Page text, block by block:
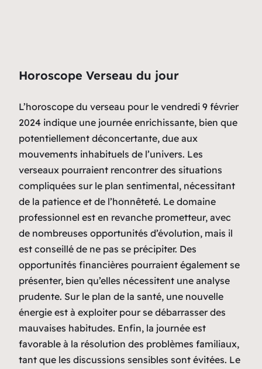
Horoscope Verseau du jour
L’horoscope du verseau pour le vendredi 9 février
2024 indique une journée enrichissante, bien que
potentiellement déconcertante, due aux
mouvements inhabituels de l’univers. Les
verseaux pourraient rencontrer des situations
compliquées sur le plan sentimental, nécessitant
de la patience et de l’honnêteté. Le domaine
professionnel est en revanche prometteur, avec
de nombreuses opportunités d’évolution, mais il
est conseillé de ne pas se précipiter. Des
opportunités financières pourraient également se
présenter, bien qu’elles nécessitent une analyse
prudente. Sur le plan de la santé, une nouvelle
énergie est à exploiter pour se débarrasser des
mauvaises habitudes. Enfin, la journée est
favorable à la résolution des problèmes familiaux,
tant que les discussions sensibles sont évitées. Le